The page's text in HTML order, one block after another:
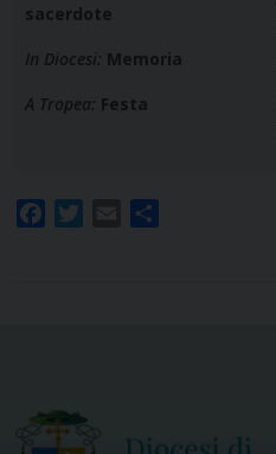
sacerdote
In Diocesi: Memoria
A Tropea: Festa
k